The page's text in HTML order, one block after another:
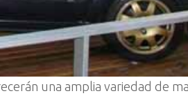
una amplia variedad de